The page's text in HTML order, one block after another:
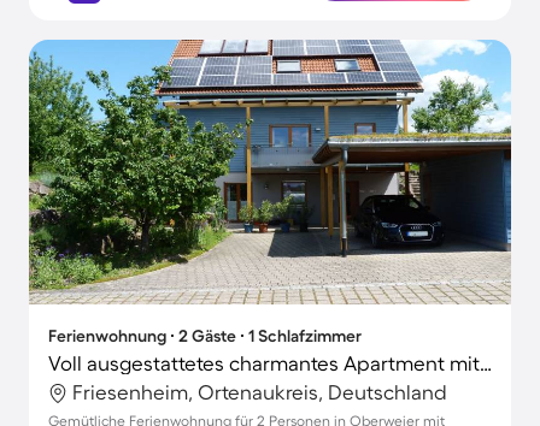
Ferienwohnung ∙ 2 Gäste ∙ 1 Schlafzimmer
Voll ausgestattetes charmantes Apartment mit Terrasse
Friesenheim, Ortenaukreis, Deutschland
Gemütliche Ferienwohnung für 2 Personen in Oberweier mit